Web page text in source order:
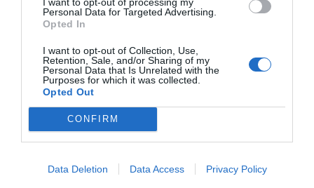
Personal Data for Targeted Advertising.
Opted In
I want to opt-out of Collection, Use,
Retention, Sale, and/or Sharing of my
Personal Data that Is Unrelated with the
Purposes for which it was collected.
Opted Out
CONFIRM
Data Deletion Data Access Privacy Policy